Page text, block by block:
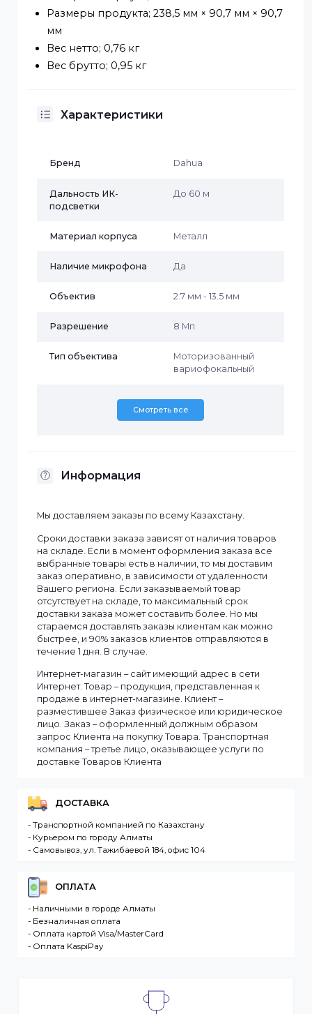
контакт, 5 мА 3–5 В постоянного тока
Выход сигнала тревоги; 1 канал выход:
мокрый контакт, 300 мА 12 В постоянного
тока
Источник питания; 12 В постоянного тока;
В постоянного тока), 3,1 Вт (PoE);
(H.265 + интеллект вкл. + WDR +
Среда
Рабочая температура; от –30 °C до +60 °C
влажность), без конденсации
Температура хранения; от –30 °C до +60 °C
(относительная влажность), без
Защита; IP67; IK10 (опционально)
мм
Вес брутто; 0,95 кг
Характеристики
Бренд Dahua
Дальность ИК-
подсветки
Материал корпуса Металл
Наличие микрофона Да
Разрешение
Тип объектива
вариофокальный